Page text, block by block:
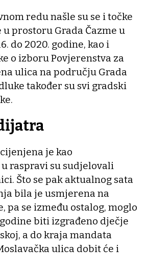
redu našle su se i točke
u prostoru Grada Čazme u
do 2020. godine, kao i
o izboru Povjerenstva za
ulica na području Grada
također su svi gradski
je kao
raspravi su sudjelovali
Što se pak aktualnog sata
bila je usmjerena na
pa se između ostalog, moglo
biti izgrađeno dječje
a do kraja mandata
ulica dobit će i